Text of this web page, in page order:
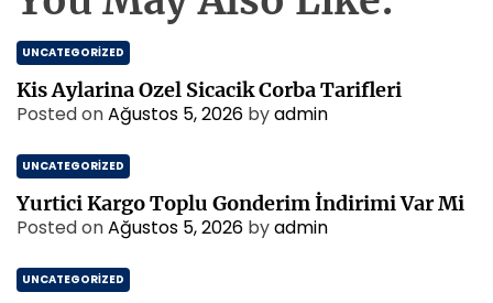
UNCATEGORIZED
Kis Aylarina Ozel Sicacik Corba Tarifleri
Posted onAğustos 5, 2026 byadmin
UNCATEGORIZED
Yurtici Kargo Toplu Gonderim İndirimi Var Mi
Posted onAğustos 5, 2026 byadmin
UNCATEGORIZED